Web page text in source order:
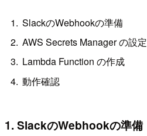
SlackのWebhookの準備
AWS Secrets Manager の設定
Lambda Function の作成
動作確認
1. SlackのWebhookの準備